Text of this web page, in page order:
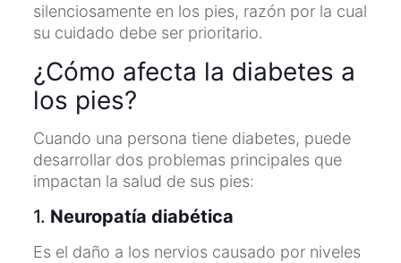
silenciosamente en los pies, razón por la cual
su cuidado debe ser prioritario.
¿Cómo afecta la diabetes a
los pies?
Cuando una persona tiene diabetes, puede
desarrollar dos problemas principales que
impactan la salud de sus pies:
1. Neuropatía diabética
Es el daño a los nervios causado por niveles